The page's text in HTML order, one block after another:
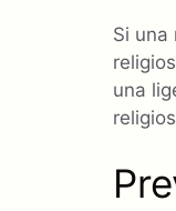
Si una
una